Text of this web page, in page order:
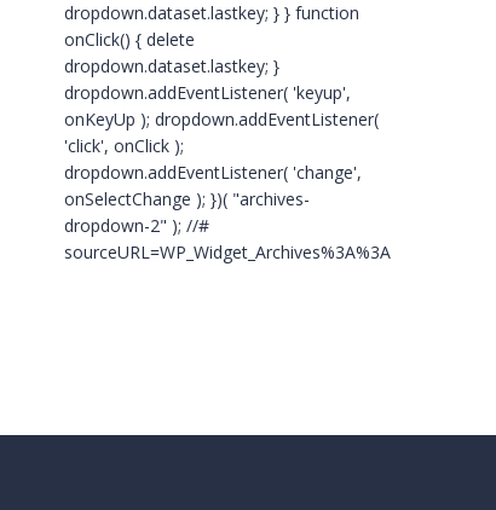
dropdown.dataset.lastkey; } } function
onClick() { delete
dropdown.dataset.lastkey; }
dropdown.addEventListener( 'keyup',
onKeyUp ); dropdown.addEventListener(
'click', onClick );
dropdown.addEventListener( 'change',
onSelectChange ); })( "archives-
dropdown-2" ); //#
sourceURL=WP_Widget_Archives%3A%3Awidget